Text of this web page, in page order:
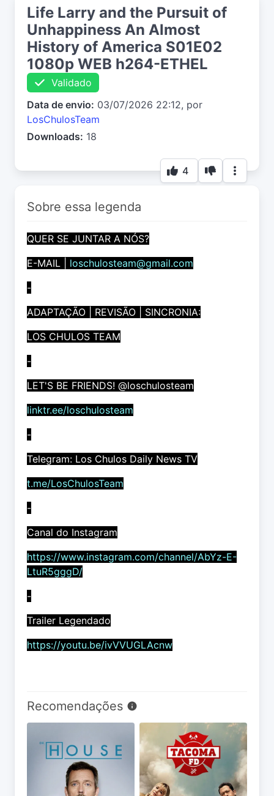
Life Larry and the Pursuit of
Unhappiness An Almost
History of America S01E02
1080p WEB h264-ETHEL
Validado
Data de envio: 03/07/2026 22:12, por
LosChulosTeam
Downloads: 18
4
Sobre essa legenda
QUER SE JUNTAR A NÓS?
E-MAIL | loschulosteam@gmail.com
-
ADAPTAÇÃO | REVISÃO | SINCRONIA:
LOS CHULOS TEAM
-
LET'S BE FRIENDS! @loschulosteam
linktr.ee/loschulosteam
-
Telegram: Los Chulos Daily News TV
t.me/LosChulosTeam
-
Canal do Instagram
https://www.instagram.com/channel/AbYz-E-
LtuR5gggD/
-
Trailer Legendado
https://youtu.be/ivVVUGLAcnw
Recomendações